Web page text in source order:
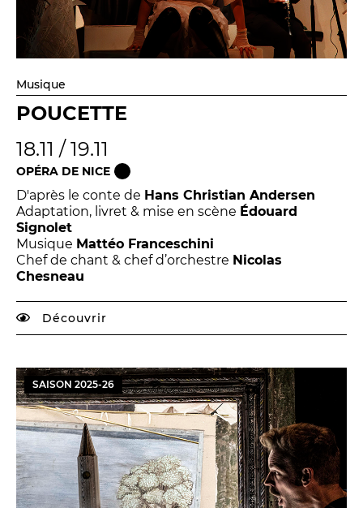
Musique
POUCETTE
18.11 / 19.11
OPÉRA DE NICE
D'après le conte de Hans Christian Andersen
Adaptation, livret & mise en scène Édouard
Signolet
Musique Mattéo Franceschini
Chef de chant & chef d’orchestre Nicolas
Chesneau
Découvrir
SAISON 2025-26